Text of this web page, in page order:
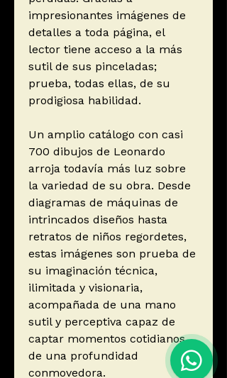
impresionantes imágenes de
detalles a toda página, el
lector tiene acceso a la más
sutil de sus pinceladas;
prueba, todas ellas, de su
prodigiosa habilidad.
Un amplio catálogo con casi
700 dibujos de Leonardo
arroja todavía más luz sobre
la variedad de su obra. Desde
diagramas de máquinas de
intrincados diseños hasta
retratos de niños regordetes,
estas imágenes son prueba de
su imaginación técnica,
ilimitada y visionaria,
acompañada de una mano
sutil y perceptiva capaz de
captar momentos cotidianos
de una profundidad
conmovedora.